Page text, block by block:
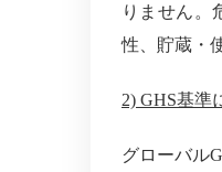
りません。
性、貯蔵・
2) GHS基準
グローバル